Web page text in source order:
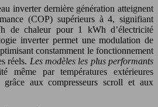
inverter dernière génération atteignent
(COP) supérieurs à 4, signifiant
de chaleur pour 1 kWh d’électricité
inverter permet une modulation de
constamment le fonctionnement
réels. Les modèles les plus performants
même par températures extérieures
grâce aux compresseurs scroll et aux